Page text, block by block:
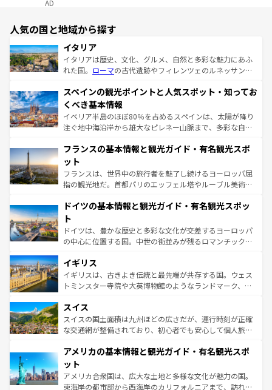
AD
人気の国と地域から探す
イタリア
イタリアは歴史、文化、グルメ、自然と多彩な魅力にあふ
れた国。 ローマの古代遺跡やフィレンツェのルネッサンス
ろん、トスカーナの美しい田園風景やアマルフィ海岸の絶
景など、自然景観も見逃せない。観光の合間には、本場の
ピザやパスタなど、絶品のイタリア料理を堪能することも
できる。朝目覚めてから夜眠るまで、すべての瞬間を楽し
なお、新着のイタリア情報はコンテンツ一覧を参照してほ
しい。
スペインの観光ポイントと人気スポット・知ってお
くべき基本情報
イベリア半島のほぼ80％を占めるスペインは、太陽が降り
注ぐ地中海沿岸から雄大なピレネー山脈まで、多彩な自然
文化が根付くこの国では、情熱的なフラメンコ、熱気あふ
れる闘牛、そして美味しいタパスが生活の一部となってい
る。首都マドリードの洗練された雰囲気や、バルセロナの
アートに溢れた街角から、地方では古代ローマ遺跡や中世
せる。地方によって風土や気候が異なるスペインはその個
ンテンツ一覧 を参照してほしい。
フランスの基本情報と観光ガイド・有名観光スポ
ット
フランスは、世界中の旅行者を魅了し続けるヨーロッパ屈
指の観光地だ。首都パリのエッフェル塔やルーブル美術館
で、幅広い魅力が詰まっている。華麗な宮殿、歴史的な大
聖堂、美しいビーチ、そして豊かな自然が、訪れる者を心
から魅了する。また、フランスは美食の国としても知ら
れ、フランス料理はユネスコ無形文化遺産にも登録されて
香り高いラベンダー畑など、多彩な楽しみ方が可能だ。さ
らに、パリ以外の地域にも魅力が溢れており、どの街角に
も豊かな歴史と文化が息づいている。パリ以外の個性あふ
を参照してほしい。
ドイツの基本情報と観光ガイド・有名観光スポッ
ト
ドイツは、豊かな歴史と多彩な文化が交差するヨーロッパ
の中心に位置する国。中世の街並みが残るロマンチック街
顔を持つこの国は、どこを歩いても飽きることがない。ベ
ルリンの文化的活気、バイエルン州のアルプスの絶景、そ
してライン川沿いのワイン畑といった風景は必見。ビール
は、お酒好きな人にはぜひ体験してほしい。 なお、新着の
ドイツ情報はコンテンツ一覧を参照してほしい。
イギリス
イギリスは、古きよき伝統と最先端が共存する国。ウェス
トミンスター寺院や大英博物館のようなランドマーク、歴
リアごとに異なる魅力がある。また、優雅なアフタヌーン
ティー、ビール好きにはたまらない英国パブ、サッカー観
戦など、本場だからこそできる体験も豊富。イギリスを旅
ンツ一覧を参照してほしい。
スイス
スイスの国土面積は九州ほどの広さだが、運行時刻が正確
な交通網が整備されており、初心者でも安心して個人旅行
の建物がそのまま残る町や、スイスならではのユニークな
博物館もあり、アルプス観光だけでなく町歩きも満喫する
ことができる。国民の所得が高いため物価も高いが、旅行
者向けの交通パス提供のサービスもあり、うまく活用すれ
アメリカの基本情報と観光ガイド・有名観光スポ
ット
アメリカ合衆国は、広大な土地と多様な文化が魅力の国。
東海岸の都市部から西海岸のカリフォルニアまで、訪れる